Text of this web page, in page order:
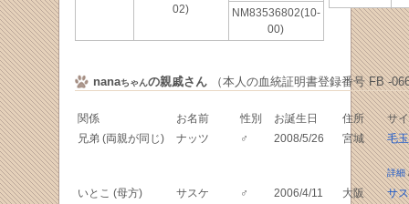
02)
NM83536802(10-
00)
nanaちゃんの親戚さん（本人の血統証明書登録番号 FB -
関係 お名前 性別 お誕生日 住所
サ
兄弟 (両親が同じ)
ナッツ ♂ 2008/5/26 宮城 毛
詳細
いとこ (母方) サスケ ♂ 2006/4/11 大阪 サ